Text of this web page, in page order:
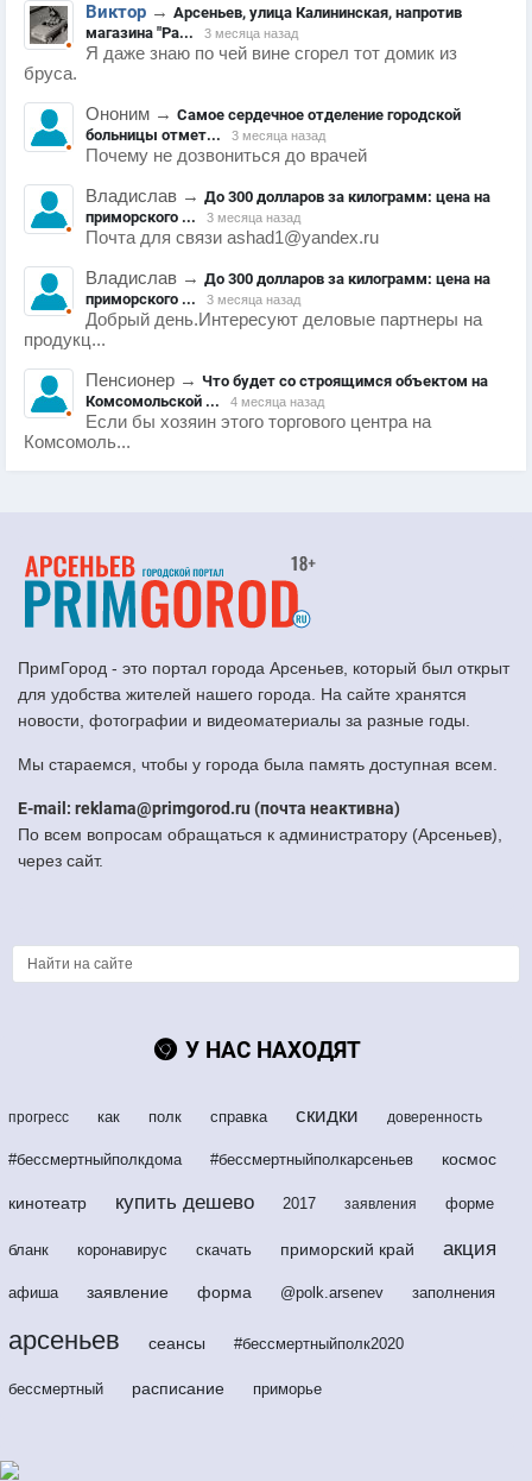
Виктор → Арсеньев, улица Калининская, напротив
магазина "Ра...
3 месяца назад
Я даже знаю по чей вине сгорел тот домик из
бруса.
Ононим → Самое сердечное отделение городской
больницы отмет...
3 месяца назад
Почему не дозвониться до врачей
Владислав → До 300 долларов за килограмм: цена на
приморского ...
3 месяца назад
Почта для связи ashad1@yandex.ru
Владислав → До 300 долларов за килограмм: цена на
приморского ...
3 месяца назад
Добрый день.Интересуют деловые партнеры на
продукц...
Пенсионер → Что будет со строящимся объектом на
Комсомольской ...
4 месяца назад
Если бы хозяин этого торгового центра на
Комсомоль...
ПримГород - это портал города Арсеньев, который был открыт
для удобства жителей нашего города. На сайте хранятся
новости, фотографии и видеоматериалы за разные годы.
Мы стараемся, чтобы у города была память доступная всем.
E-mail: reklama@primgorod.ru (почта неактивна)
По всем вопросам обращаться к администратору (Арсеньев),
через сайт.
У НАС НАХОДЯТ
прогресс как полк справка скидки доверенность
#бессмертныйполкдома #бессмертныйполкарсеньев космос
кинотеатр купить дешево 2017 заявления форме
бланк коронавирус скачать приморский край акция
афиша заявление форма @polk.arsenev заполнения
арсеньев сеансы #бессмертныйполк2020
бессмертный расписание приморье